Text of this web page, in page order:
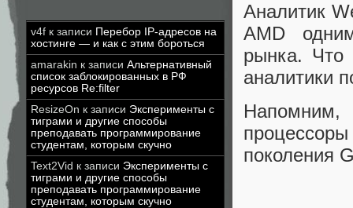
v4f к записи Перебор IP-адресов на
хостинге — и как с этим бороться
amarakin к записи Альтернативный
список заблокированных в РФ
ресурсов Re:filter
ResizeOn к записи Эксперименты с
тиграми и другие способы
преподавать программирование
студентам, которым скучно
Text2Vid к записи Эксперименты с
тиграми и другие способы
преподавать программирование
студентам, которым скучно
Аналитик
AMD
рынка. Что
аналитики
поколения